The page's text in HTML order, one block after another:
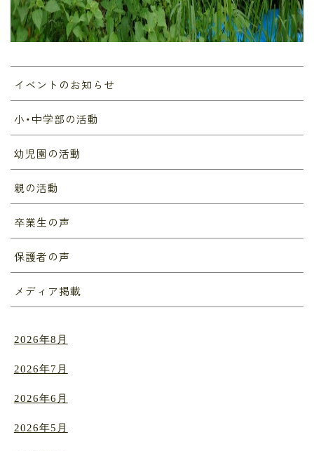
イベントのお知らせ
小・中学部の活動
幼児園の活動
親の活動
卒業生の声
保護者の声
メディア掲載
2026年8月
2026年7月
2026年6月
2026年5月